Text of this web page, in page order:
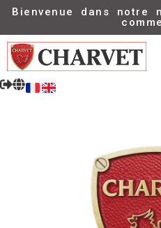
Bienvenue dans notre